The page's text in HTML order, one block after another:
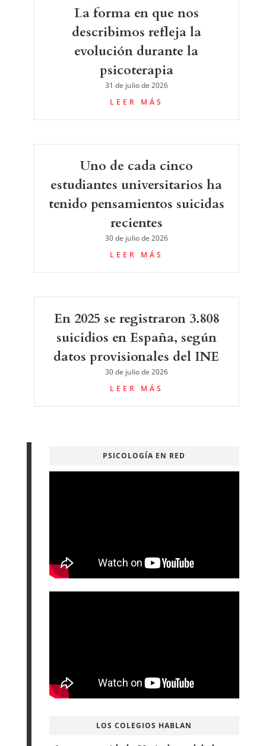
La forma en que nos
describimos refleja la
evolución durante la
psicoterapia
31 de julio de 2026
LEER MÁS
Uno de cada cinco
estudiantes universitarios ha
tenido pensamientos suicidas
recientes
30 de julio de 2026
LEER MÁS
En 2025 se registraron 3.808
suicidios en España, según
datos provisionales del INE
30 de julio de 2026
LEER MÁS
PSICOLOGÍA EN RED
LOS COLEGIOS HABLAN